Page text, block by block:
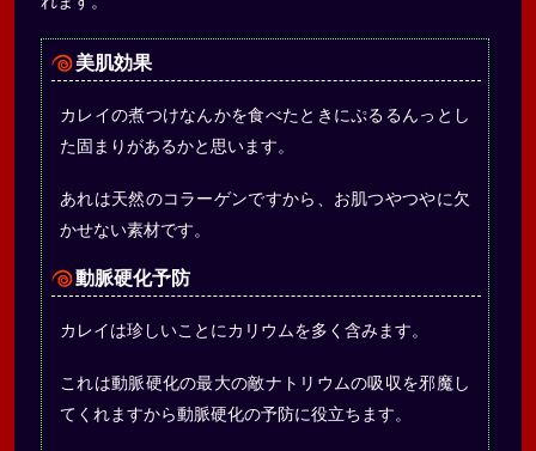
美肌効果
カレイの煮つけなんかを食べたときにぷるるんっとし
た固まりがあるかと思います。
あれは天然のコラーゲンですから、お肌つやつやに欠
かせない素材です。
動脈硬化予防
カレイは珍しいことにカリウムを多く含みます。
これは動脈硬化の最大の敵ナトリウムの吸収を邪魔し
てくれますから動脈硬化の予防に役立ちます。